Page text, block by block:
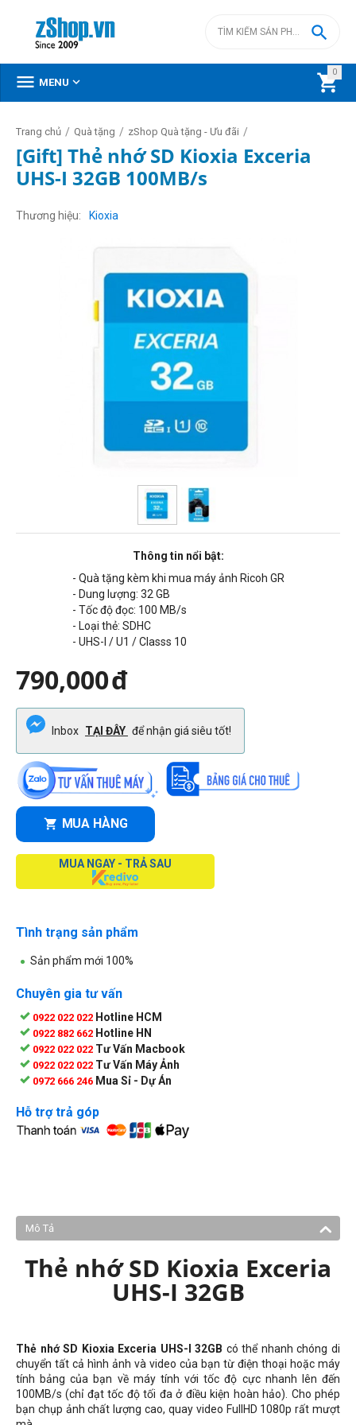
0


 MENU 
Trang chủ / Quà tặng / zShop Quà tặng - Ưu đãi /
[Gift] Thẻ nhớ SD Kioxia Exceria
UHS-I 32GB 100MB/s
Thương hiệu Kioxia
Thông tin nổi bật:
- Quà tặng kèm khi mua máy ảnh Ricoh GR
- Dung lượng: 32 GB
- Tốc độ đọc: 100 MB/s
- Loại thẻ: SDHC
- UHS-I / U1 / Classs 10
790,000đ
Inbox TẠI ĐÂY để nhận giá siêu tốt!
MUA HÀNG
MUA NGAY - TRẢ SAU
Tình trạng sản phẩm
Sản phẩm mới 100%
Chuyên gia tư vấn
0922 022 022 Hotline HCM
0922 882 662 Hotline HN
0922 022 022 Tư Vấn Macbook
0922 022 022 Tư Vấn Máy Ảnh
0972 666 246 Mua Sỉ - Dự Án
Hỗ trợ trả góp
Mô Tả
Thẻ nhớ SD Kioxia Exceria
UHS-I 32GB
Thẻ nhớ SD Kioxia Exceria UHS-I 32GB có thể nhanh chóng di
chuyển tất cả hình ảnh và video của bạn từ điện thoại hoặc máy
tính bảng của bạn về máy tính với tốc độ cực nhanh lên đến
100MB/s (chỉ đạt tốc độ tối đa ở điều kiện hoàn hảo). Cho phép
bạn chụp ảnh chất lượng cao, quay video FullHD 1080p rất mượt